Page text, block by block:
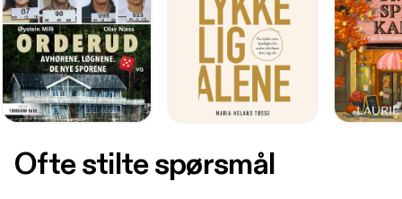
Ofte stilte spørsmål